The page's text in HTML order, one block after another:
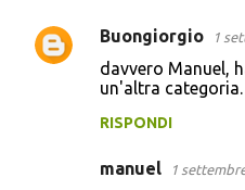
e
Buongiorgio 1
davvero Manuel,
un'altra
RISPONDI
manuel 1